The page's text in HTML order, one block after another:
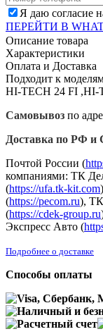
Я даю согласие
ПЕРЕЙТИ В
Описание товара
Характеристики
Оплата и Доставка
Подходит к
HI-TECH 24 FI ,HI-
Самовывоз по
Доставка по РФ и
Почтой России (
компаниями: ТК
(https://ufa.tk-kit.com
(https://pecom.ru),
(https://cdek-group.ru
Экспресс Авто (
Подробнее о доставке
Способы оплаты